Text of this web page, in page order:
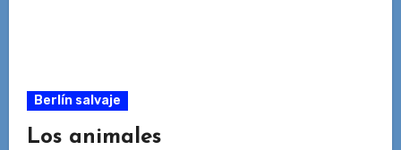
Berlín salvaje
Los animales